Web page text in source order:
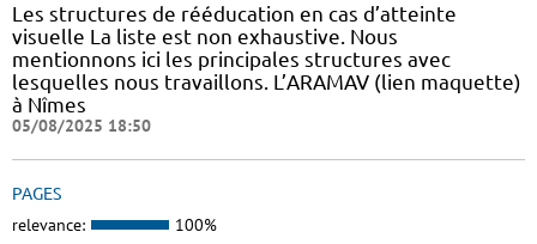
Les structures de rééducation en cas d’atteinte
visuelle La liste est non exhaustive. Nous
mentionnons ici les principales structures avec
lesquelles nous travaillons. L’ARAMAV (lien maquette)
à Nîmes
05/08/2025 18:50
PAGES
relevance: 100%